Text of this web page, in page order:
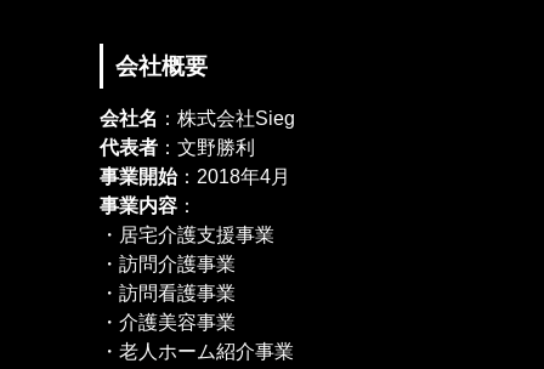
会社概要
会社名 ：株式会社Sieg
代表者 ：文野勝利
事業開始：2018年4月
事業内容 ：
・居宅介護支援事業
・訪問介護事業
・訪問看護事業
・介護美容事業
・老人ホーム紹介事業